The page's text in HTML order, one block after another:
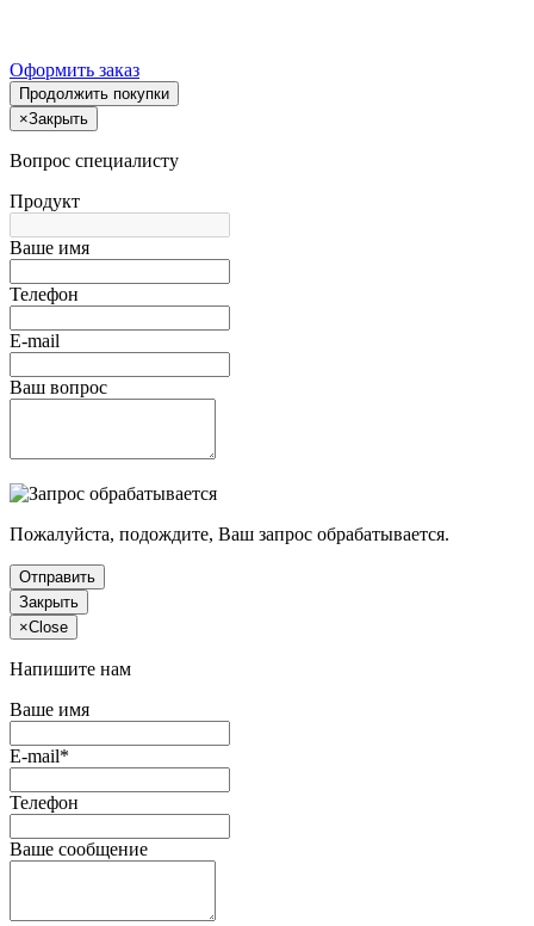
Оформить заказ
Продолжить покупки
×Закрыть
Вопрос специалисту
Продукт
Ваше имя
Телефон
E-mail
Ваш вопрос
Пожалуйста, подождите, Ваш запрос обрабатывается.
Отправить
Закрыть
×Close
Напишите нам
Ваше имя
E-mail*
Телефон
Ваше сообщение